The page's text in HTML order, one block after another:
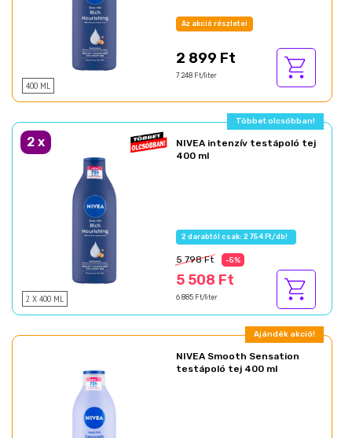
400 ML
Az akció részletei
2 899 Ft
7 248 Ft/liter
Többet olcsóbban!
2 x
2 X 400 ML
NIVEA intenzív testápoló tej
400 ml
2 darabtól csak: 2 754 Ft/db!
5 798 Ft -5%
5 508 Ft
6 885 Ft/liter
Ajándék akció!
NIVEA Smooth Sensation
testápoló tej 400 ml